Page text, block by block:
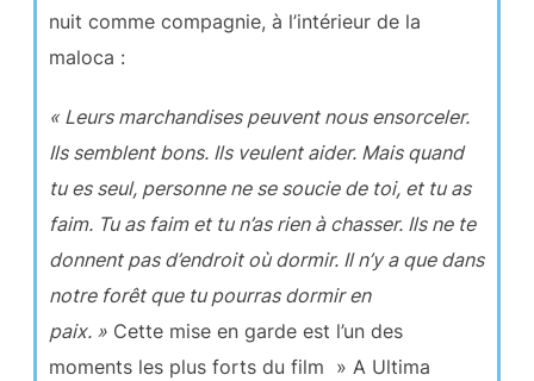
nuit comme compagnie, à l’intérieur de la
maloca :
« Leurs marchandises peuvent nous ensorceler.
Ils semblent bons. Ils veulent aider. Mais quand
tu es seul, personne ne se soucie de toi, et tu as
faim. Tu as faim et tu n’as rien à chasser. Ils ne te
donnent pas d’endroit où dormir. Il n’y a que dans
notre forêt que tu pourras dormir en
paix. »Cette mise en garde est l’un des
moments les plus forts du film » A Ultima